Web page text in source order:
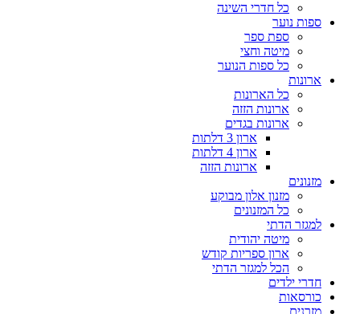
כל חדרי השינה
ספות נוער
ספת ספר
מיטה וחצי
כל ספות הנוער
ארונות
כל הארונות
ארונות הזזה
ארונות בגדים
ארון 3 דלתות
ארון 4 דלתות
ארונות הזזה
מזנונים
מזנון אלון מבוקע
כל המזנונים
למגזר הדתי
מיטה יהודית
ארון ספריות קודש
הכל למגזר הדתי
חדרי ילדים
כורסאות